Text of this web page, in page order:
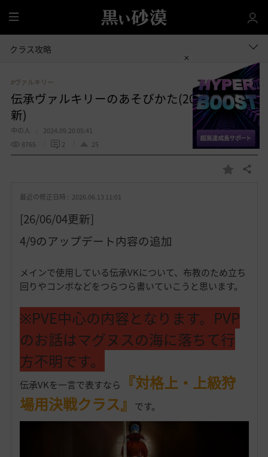
全
体
クラス攻略
#ヴァルキリー
伝承ヴァルキリーのあそびかた(2026/06/04更
新)
中の人
2024.09.20 05:41
8765
2 25
お 共有する
最近の修正日時 : 2026.06.13 11:01
[26/06/04更新]
4/9のアップデート内容の追加
メインで使用している伝承VKについて、布教のため立ち
回りやコンボなどをつらつら書いていこうと思います。
※PVE中心の内容となります。PVP
のお話はマグヌスの海に落ちて行
方不明です。
伝承VKを一言で表すなら
『対格上・上級狩
場用決戦クラス』
です。